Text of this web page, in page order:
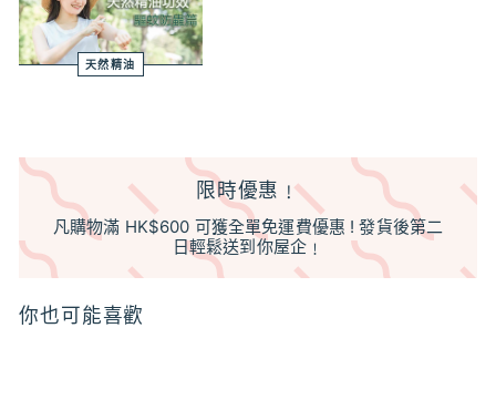
天然精油
限時優惠﹗
凡購物滿 HK$600 可獲全單免運費優惠 ! 發貨後第二
日輕鬆送到你屋企﹗
你也可能喜歡